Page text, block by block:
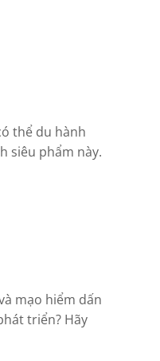
thể du hành
siêu phẩm này.
mạo hiểm dấn
triển? Hãy